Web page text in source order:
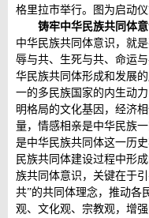
格里拉市举行。图为启动
铸牢中华民族共同体意
中华民族共同体意识，就
辱与共、生死与共、命运
华民族共同体形成和发展
一的多民族国家的内生动
明格局的文化基因，经济
量，情感相亲是中华民族
是中华民族共同体这一历
民族共同体建设过程中形
族共同体意识，关键在于
共”的共同体理念，推动各
观、文化观、宗教观，增